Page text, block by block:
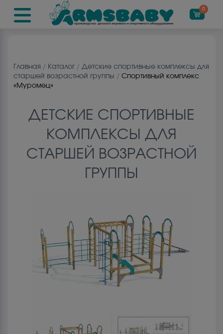
0
Главная / Каталог / Детские спортивные комплексы для
старшей возрастной группы / Спортивный комплекс
«Муромец»
ДЕТСКИЕ СПОРТИВНЫЕ
КОМПЛЕКСЫ ДЛЯ
СТАРШЕЙ ВОЗРАСТНОЙ
ГРУППЫ